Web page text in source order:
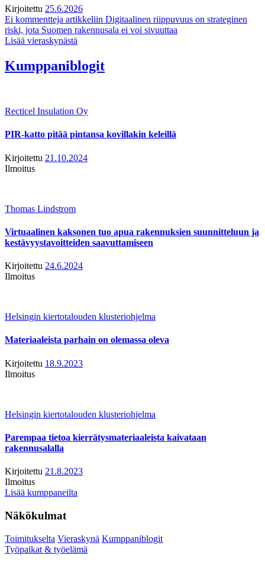
Kirjoitettu 25.6.2026
Ei kommentteja artikkeliin Digitaalinen riippuvuus on strateginen
riski, jota Suomen rakennusala ei voi sivuuttaa
Lisää vieraskynästä
Kumppaniblogit
Recticel Insulation Oy
PIR-katto pitää pintansa kovillakin keleillä
Kirjoitettu 21.10.2024
Ilmoitus
Thomas Lindstrom
Virtuaalinen kaksonen tuo apua rakennuksien suunnitteluun ja
kestävyystavoitteiden saavuttamiseen
Kirjoitettu 24.6.2024
Ilmoitus
Helsingin kiertotalouden klusteriohjelma
Materiaaleista parhain on olemassa oleva
Kirjoitettu 18.9.2023
Ilmoitus
Helsingin kiertotalouden klusteriohjelma
Parempaa tietoa kierrätysmateriaaleista kaivataan
rakennusalalla
Kirjoitettu 21.8.2023
Ilmoitus
Lisää kumppaneilta
Näkökulmat
Toimitukselta Vieraskynä Kumppaniblogit
Työpaikat & työelämä